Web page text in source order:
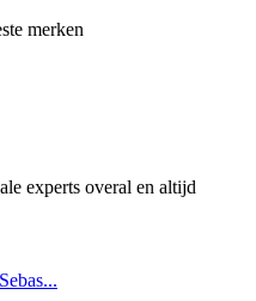
merken
experts overal en altijd